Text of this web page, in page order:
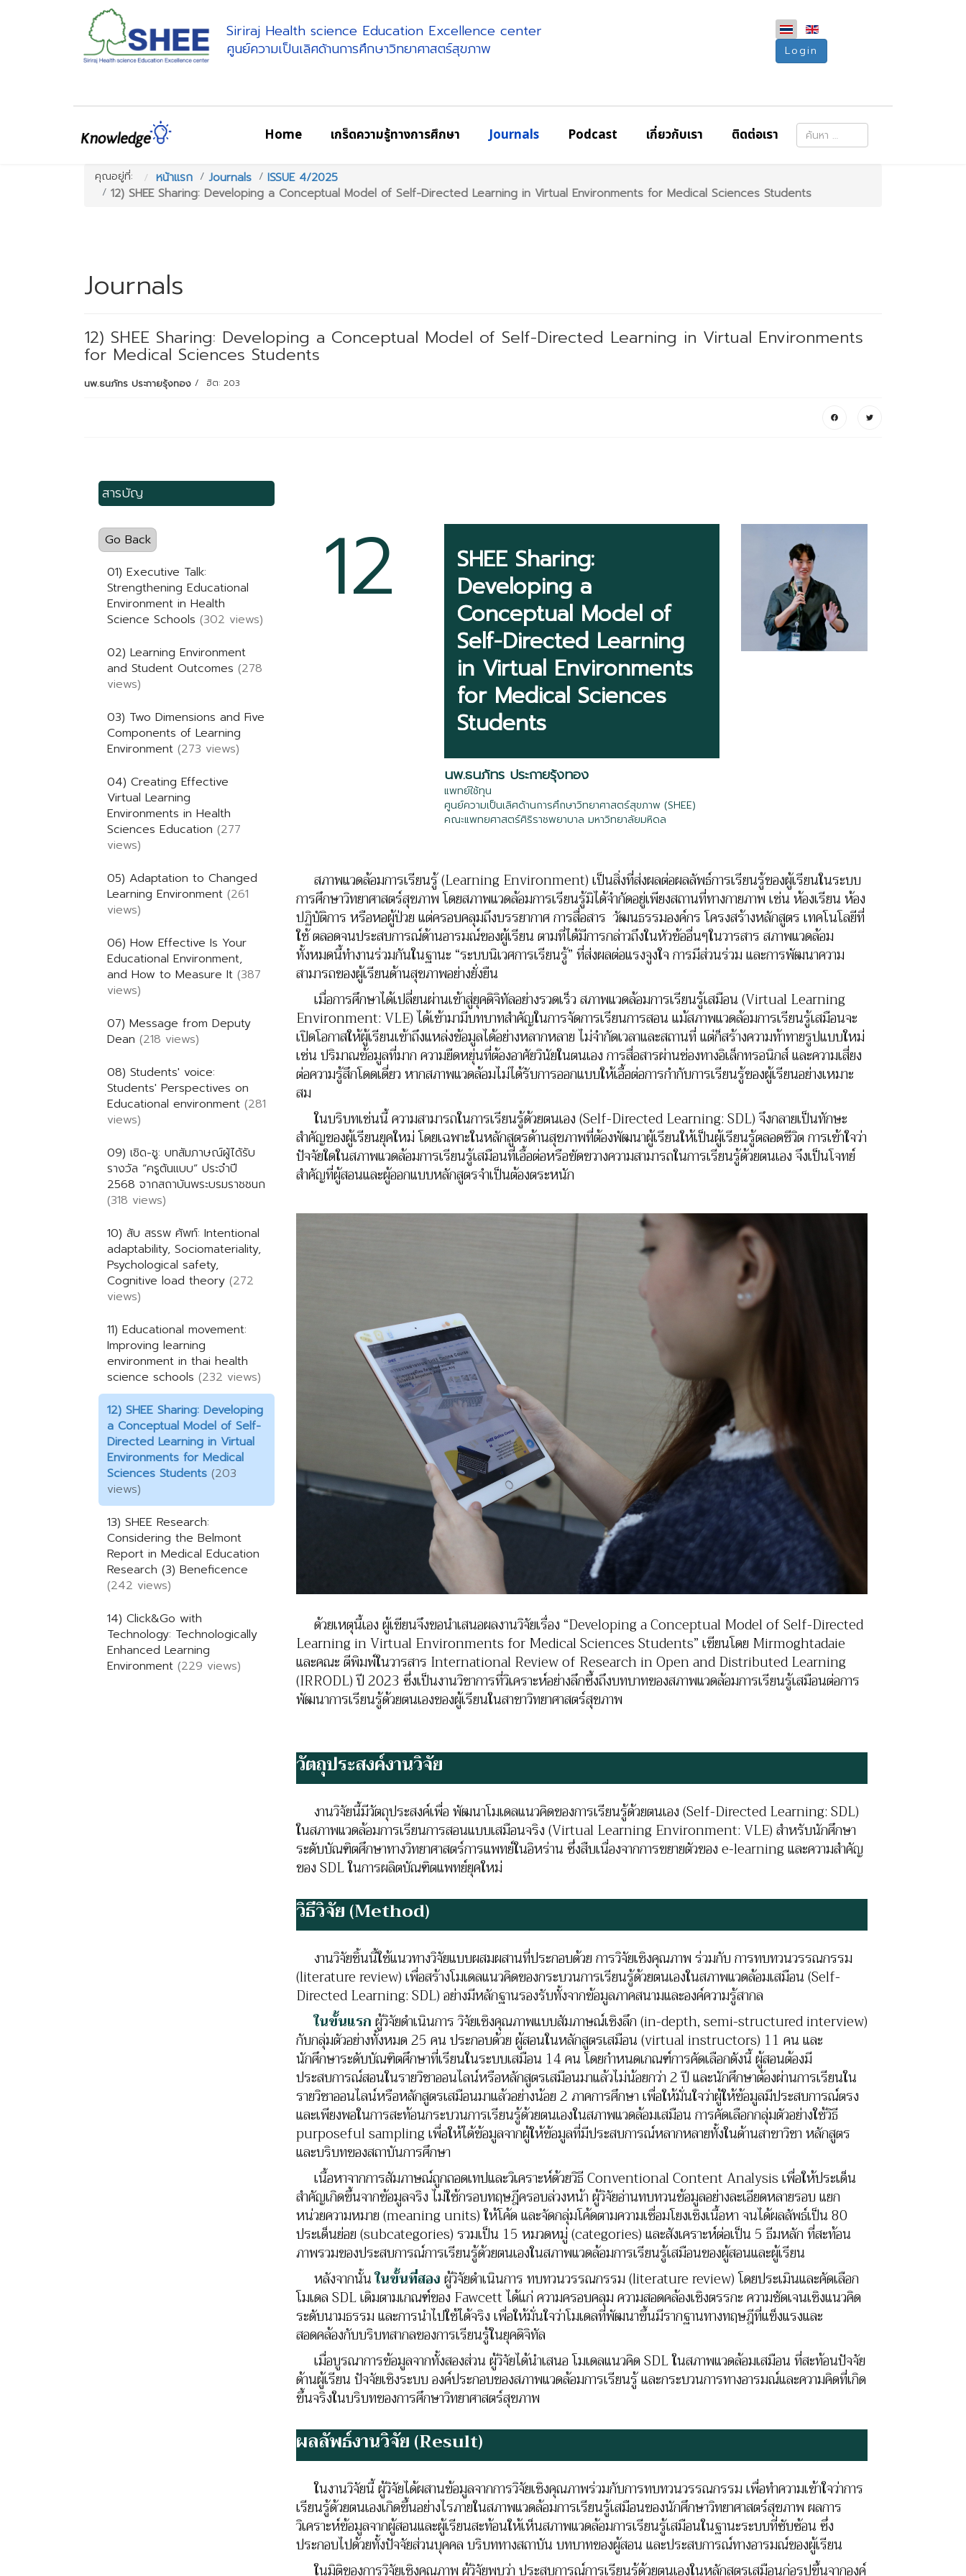
Siriraj Health science Education Excellence center
ศูนย์ความเป็นเลิศด้านการศึกษาวิทยาศาสตร์สุขภาพ
Login
Home เกร็ดความรู้ทางการศึกษา Journals Podcast เกี่ยวกับเรา ติดต่อเรา
การค้นหา
คุณอยู่ที่:
หน้าแรก Journals
ISSUE 4/2025
12) SHEE Sharing: Developing a Conceptual Model of Self-Directed Learning in Virtual Environments for Medical Sciences Students
Journals
12) SHEE Sharing: Developing a Conceptual Model of Self-Directed Learning in Virtual Environments
for Medical Sciences Students
นพ.ธนภัทร ประกายรุ้งทอง ฮิต: 203
สารบัญ
Go Back
01) Executive Talk:
Strengthening Educational
Environment in Health
Science Schools (302 views)
02) Learning Environment
and Student Outcomes (278
views)
03) Two Dimensions and Five
Components of Learning
Environment (273 views)
04) Creating Effective
Virtual Learning
Environments in Health
Sciences Education (277
views)
05) Adaptation to Changed
Learning Environment (261
views)
06) How Effective Is Your
Educational Environment,
and How to Measure It (387
views)
07) Message from Deputy
Dean (218 views)
08) Students' voice:
Students' Perspectives on
Educational environment (281
views)
09) เชิด-ชู: บทสัมภาษณ์ผู้ได้รับ
รางวัล “ครูต้นแบบ” ประจำปี
2568 จากสถาบันพระบรมราชชนก
(318 views)
10) สับ สรรพ ศัพท์: Intentional
adaptability, Sociomateriality,
Psychological safety,
Cognitive load theory (272
views)
11) Educational movement:
Improving learning
environment in thai health
science schools (232 views)
12) SHEE Sharing: Developing
a Conceptual Model of Self-
Directed Learning in Virtual
Environments for Medical
Sciences Students (203
views)
13) SHEE Research:
Considering the Belmont
Report in Medical Education
Research (3) Beneficence
(242 views)
14) Click&Go with
Technology: Technologically
Enhanced Learning
Environment (229 views)
12
SHEE Sharing:
Developing a
Conceptual Model of
Self-Directed Learning
in Virtual Environments
for Medical Sciences
Students
นพ.ธนภัทร ประกายรุ้งทอง
แพทย์ใช้ทุน
ศูนย์ความเป็นเลิศด้านการศึกษาวิทยาศาสตร์สุขภาพ (SHEE)
คณะแพทยศาสตร์ศิริราชพยาบาล มหาวิทยาลัยมหิดล
สภาพแวดล้อมการเรียนรู้ (Learning Environment) เป็นสิ่งที่ส่งผลต่อผลลัพธ์การเรียนรู้ของผู้เรียนในระบบ
การศึกษาวิทยาศาสตร์สุขภาพ โดยสภาพแวดล้อมการเรียนรู้มิได้จำกัดอยู่เพียงสถานที่ทางกายภาพ เช่น ห้องเรียน ห้อง
ปฏิบัติการ หรือหอผู้ป่วย แต่ครอบคลุมถึงบรรยากาศ การสื่อสาร วัฒนธรรมองค์กร โครงสร้างหลักสูตร เทคโนโลยีที่
ใช้ ตลอดจนประสบการณ์ด้านอารมณ์ของผู้เรียน ตามที่ได้มีการกล่าวถึงในหัวข้ออื่นๆในวารสาร สภาพแวดล้อม
ทั้งหมดนี้ทำงานร่วมกันในฐานะ “ระบบนิเวศการเรียนรู้” ที่ส่งผลต่อแรงจูงใจ การมีส่วนร่วม และการพัฒนาความ
สามารถของผู้เรียนด้านสุขภาพอย่างยั่งยืน
เมื่อการศึกษาได้เปลี่ยนผ่านเข้าสู่ยุคดิจิทัลอย่างรวดเร็ว สภาพแวดล้อมการเรียนรู้เสมือน (Virtual Learning
Environment: VLE) ได้เข้ามามีบทบาทสำคัญในการจัดการเรียนการสอน แม้สภาพแวดล้อมการเรียนรู้เสมือนจะ
เปิดโอกาสให้ผู้เรียนเข้าถึงแหล่งข้อมูลได้อย่างหลากหลาย ไม่จำกัดเวลาและสถานที่ แต่ก็สร้างความท้าทายรูปแบบใหม่
เช่น ปริมาณข้อมูลที่มาก ความยืดหยุ่นที่ต้องอาศัยวินัยในตนเอง การสื่อสารผ่านช่องทางอิเล็กทรอนิกส์ และความเสี่ยง
ต่อความรู้สึกโดดเดี่ยว หากสภาพแวดล้อมไม่ได้รับการออกแบบให้เอื้อต่อการกำกับการเรียนรู้ของผู้เรียนอย่างเหมาะ
สม
ในบริบทเช่นนี้ ความสามารถในการเรียนรู้ด้วยตนเอง (Self-Directed Learning: SDL) จึงกลายเป็นทักษะ
สำคัญของผู้เรียนยุคใหม่ โดยเฉพาะในหลักสูตรด้านสุขภาพที่ต้องพัฒนาผู้เรียนให้เป็นผู้เรียนรู้ตลอดชีวิต การเข้าใจว่า
ปัจจัยใดในสภาพแวดล้อมการเรียนรู้เสมือนที่เอื้อต่อหรือขัดขวางความสามารถในการเรียนรู้ด้วยตนเอง จึงเป็นโจทย์
สำคัญที่ผู้สอนและผู้ออกแบบหลักสูตรจำเป็นต้องตระหนัก
ด้วยเหตุนี้เอง ผู้เขียนจึงขอนำเสนอผลงานวิจัยเรื่อง “Developing a Conceptual Model of Self-Directed
Learning in Virtual Environments for Medical Sciences Students” เขียนโดย Mirmoghtadaie
และคณะ ตีพิมพ์ในวารสาร International Review of Research in Open and Distributed Learning
(IRRODL) ปี 2023 ซึ่งเป็นงานวิชาการที่วิเคราะห์อย่างลึกซึ้งถึงบทบาทของสภาพแวดล้อมการเรียนรู้เสมือนต่อการ
พัฒนาการเรียนรู้ด้วยตนเองของผู้เรียนในสาขาวิทยาศาสตร์สุขภาพ
วัตถุประสงค์งานวิจัย
งานวิจัยนี้มีวัตถุประสงค์เพื่อ พัฒนาโมเดลแนวคิดของการเรียนรู้ด้วยตนเอง (Self-Directed Learning: SDL)
ในสภาพแวดล้อมการเรียนการสอนแบบเสมือนจริง (Virtual Learning Environment: VLE) สำหรับนักศึกษา
ระดับบัณฑิตศึกษาทางวิทยาศาสตร์การแพทย์ในอิหร่าน ซึ่งสืบเนื่องจากการขยายตัวของ e-learning และความสำคัญ
ของ SDL ในการผลิตบัณฑิตแพทย์ยุคใหม่
วิธีวิจัย(Method)
งานวิจัยชิ้นนี้ใช้แนวทางวิจัยแบบผสมผสานที่ประกอบด้วย การวิจัยเชิงคุณภาพ ร่วมกับ การทบทวนวรรณกรรม
(literature review) เพื่อสร้างโมเดลแนวคิดของกระบวนการเรียนรู้ด้วยตนเองในสภาพแวดล้อมเสมือน (Self-
Directed Learning: SDL) อย่างมีหลักฐานรองรับทั้งจากข้อมูลภาคสนามและองค์ความรู้สากล
ในขั้นแรกผู้วิจัยดำเนินการ วิจัยเชิงคุณภาพแบบสัมภาษณ์เชิงลึก (in-depth, semi-structured interview)
กับกลุ่มตัวอย่างทั้งหมด 25 คน ประกอบด้วย ผู้สอนในหลักสูตรเสมือน (virtual instructors) 11 คน และ
นักศึกษาระดับบัณฑิตศึกษาที่เรียนในระบบเสมือน 14 คน โดยกำหนดเกณฑ์การคัดเลือกดังนี้ ผู้สอนต้องมี
ประสบการณ์สอนในรายวิชาออนไลน์หรือหลักสูตรเสมือนมาแล้วไม่น้อยกว่า 2 ปี และนักศึกษาต้องผ่านการเรียนใน
รายวิชาออนไลน์หรือหลักสูตรเสมือนมาแล้วอย่างน้อย 2 ภาคการศึกษา เพื่อให้มั่นใจว่าผู้ให้ข้อมูลมีประสบการณ์ตรง
และเพียงพอในการสะท้อนกระบวนการเรียนรู้ด้วยตนเองในสภาพแวดล้อมเสมือน การคัดเลือกกลุ่มตัวอย่างใช้วิธี
purposeful sampling เพื่อให้ได้ข้อมูลจากผู้ให้ข้อมูลที่มีประสบการณ์หลากหลายทั้งในด้านสาขาวิชา หลักสูตร
และบริบทของสถาบันการศึกษา
เนื้อหาจากการสัมภาษณ์ถูกถอดเทปและวิเคราะห์ด้วยวิธี Conventional Content Analysis เพื่อให้ประเด็น
สำคัญเกิดขึ้นจากข้อมูลจริง ไม่ใช้กรอบทฤษฎีครอบล่วงหน้า ผู้วิจัยอ่านทบทวนข้อมูลอย่างละเอียดหลายรอบ แยก
หน่วยความหมาย (meaning units) ให้โค้ด และจัดกลุ่มโค้ดตามความเชื่อมโยงเชิงเนื้อหา จนได้ผลลัพธ์เป็น 80
ประเด็นย่อย (subcategories) รวมเป็น 15 หมวดหมู่ (categories) และสังเคราะห์ต่อเป็น 5 ธีมหลัก ที่สะท้อน
ภาพรวมของประสบการณ์การเรียนรู้ด้วยตนเองในสภาพแวดล้อมการเรียนรู้เสมือนของผู้สอนและผู้เรียน
หลังจากนั้นในขั้นที่สองผู้วิจัยดำเนินการ ทบทวนวรรณกรรม (literature review) โดยประเมินและคัดเลือก
โมเดล SDL เดิมตามเกณฑ์ของ Fawcett ได้แก่ ความครอบคลุม ความสอดคล้องเชิงตรรกะ ความชัดเจนเชิงแนวคิด
ระดับนามธรรม และการนำไปใช้ได้จริง เพื่อให้มั่นใจว่าโมเดลที่พัฒนาขึ้นมีรากฐานทางทฤษฎีที่แข็งแรงและ
สอดคล้องกับบริบทสากลของการเรียนรู้ในยุคดิจิทัล
เมื่อบูรณาการข้อมูลจากทั้งสองส่วน ผู้วิจัยได้นำเสนอ โมเดลแนวคิด SDL ในสภาพแวดล้อมเสมือน ที่สะท้อนปัจจัย
ด้านผู้เรียน ปัจจัยเชิงระบบ องค์ประกอบของสภาพแวดล้อมการเรียนรู้ และกระบวนการทางอารมณ์และความคิดที่เกิด
ขึ้นจริงในบริบทของการศึกษาวิทยาศาสตร์สุขภาพ
ผลลัพธ์งานวิจัย(Result)
ในงานวิจัยนี้ ผู้วิจัยได้ผสานข้อมูลจากการวิจัยเชิงคุณภาพร่วมกับการทบทวนวรรณกรรม เพื่อทำความเข้าใจว่าการ
เรียนรู้ด้วยตนเองเกิดขึ้นอย่างไรภายในสภาพแวดล้อมการเรียนรู้เสมือนของนักศึกษาวิทยาศาสตร์สุขภาพ ผลการ
วิเคราะห์ข้อมูลจากผู้สอนและผู้เรียนสะท้อนให้เห็นสภาพแวดล้อมการเรียนรู้เสมือนในฐานะระบบที่ซับซ้อน ซึ่ง
ประกอบไปด้วยทั้งปัจจัยส่วนบุคคล บริบททางสถาบัน บทบาทของผู้สอน และประสบการณ์ทางอารมณ์ของผู้เรียน
ในมิติของการวิจัยเชิงคุณภาพ ผู้วิจัยพบว่า ประสบการณ์การเรียนรู้ด้วยตนเองในหลักสูตรเสมือนก่อรูปขึ้นจากองค์